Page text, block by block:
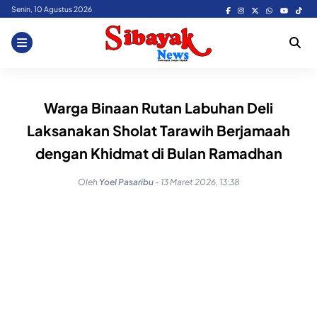
Skip
content
Senin, 10 Agustus 2026
Warga Binaan Rutan Labuhan Deli
Laksanakan Sholat Tarawih Berjamaah
dengan Khidmat di Bulan Ramadhan
Oleh Yoel Pasaribu - 13 Maret 2026, 13:38